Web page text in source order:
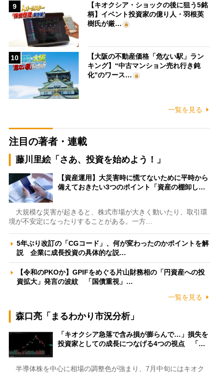
9
【キオクシア・ショックの後に狙う5銘
柄】イベント投資家の億り人・羽根英
樹氏が厳…
10
【大阪の不動産価格「危ない駅」ラン
キング】“中古マンション売れ行き鈍
化”のワース…
一覧を見る
注目の著者・連載
藤川里絵「さあ、投資を始めよう！」
【資産運用】大災害時に慌てないために平時から
備えておきたい3つのポイント「資産の棚卸し…
大規模な災害が起きると、株式市場が大きく動いたり、取引環
境が不安定になったりすることがある。一方…
5年ぶり改訂の「CGコード」、何が変わったのかポイントを解
説 企業に成長投資の具体的な説…
【令和のPKOか】GPIFをめぐる片山財務相の「円資産への投
資拡大」発言の波紋 「国債重視」…
一覧を見る
森口亮「まるわかり市況分析」
「キオクシア急落で含み損が膨らんで…」損失を
投資家としての成長につなげる4つの視点 「…
半導体株を中心に相場の調整色が強まり、7月中旬にはキオク